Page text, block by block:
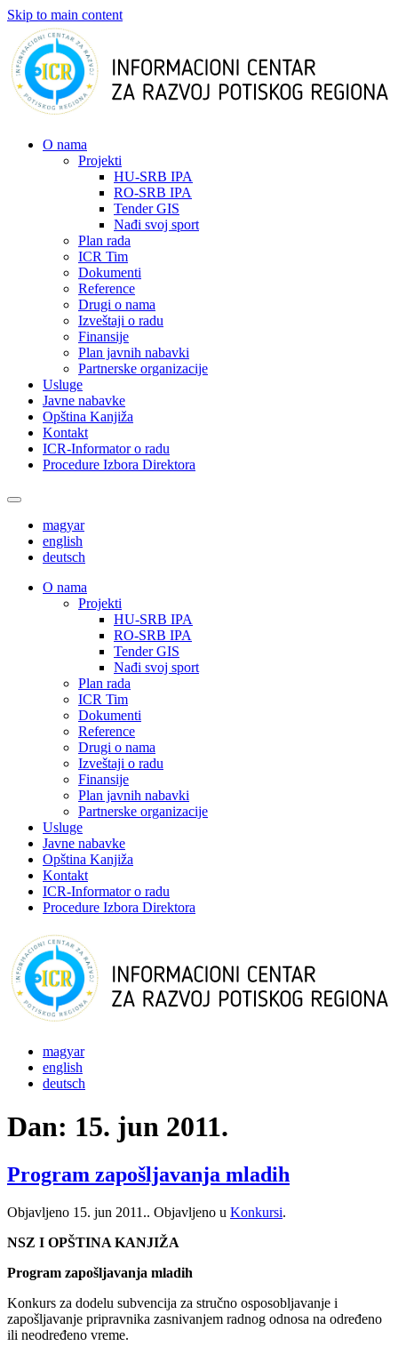
Skip to main content
О nama
Projekti
HU-SRB IPA
RO-SRB IPA
Tender GIS
Nađi svoj sport
Plan rada
ICR Tim
Dokumenti
Reference
Drugi o nama
Izveštaji o radu
Finansije
Plan javnih nabavki
Partnerske organizacije
Usluge
Javne nabavke
Opština Kanjiža
Kontakt
ICR-Informator o radu
Procedure Izbora Direktora
magyar
english
deutsch
О nama
Projekti
HU-SRB IPA
RO-SRB IPA
Tender GIS
Nađi svoj sport
Plan rada
ICR Tim
Dokumenti
Reference
Drugi o nama
Izveštaji o radu
Finansije
Plan javnih nabavki
Partnerske organizacije
Usluge
Javne nabavke
Opština Kanjiža
Kontakt
ICR-Informator o radu
Procedure Izbora Direktora
magyar
english
deutsch
Dan: 15. jun 2011.
Program zapošljavanja mladih
Objavljeno 15. jun 2011.. Objavljeno u Konkursi.
NSZ I OPŠTINA KANJIŽA
Program zapošljavanja mladih
Konkurs za dodelu subvencija za stručno osposobljavanje i
zapošljavanje pripravnika zasnivanjem radnog odnosa na određeno
ili neodređeno vreme.